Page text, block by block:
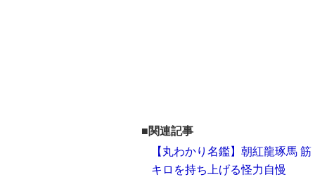
■関連記事
【丸わかり名鑑】朝紅龍琢馬
キロを持ち上げる怪力自慢